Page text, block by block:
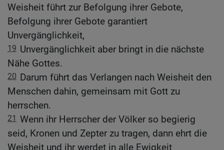
Weisheit führt zur Befolgung ihrer Gebote,
Befolgung ihrer Gebote garantiert
Unvergänglichkeit,
19 Unvergänglichkeit aber bringt in die nächste
Nähe Gottes.
20 Darum führt das Verlangen nach Weisheit den
Menschen dahin, gemeinsam mit Gott zu
herrschen.
21 Wenn ihr Herrscher der Völker so begierig
seid, Kronen und Zepter zu tragen, dann ehrt die
Weisheit und ihr werdet in alle Ewigkeit